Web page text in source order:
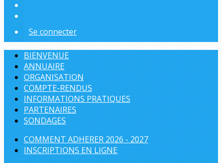
Se connecter
BIENVENUE
ANNUAIRE
ORGANISATION
COMPTE-RENDUS
INFORMATIONS PRATIQUES
PARTENAIRES
SONDAGES
COMMENT ADHERER 2026 - 2027
INSCRIPTIONS EN LIGNE